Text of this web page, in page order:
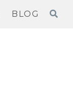
BLOG